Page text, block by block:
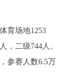
育场地1253
，二级744人。
参赛人数6.5万